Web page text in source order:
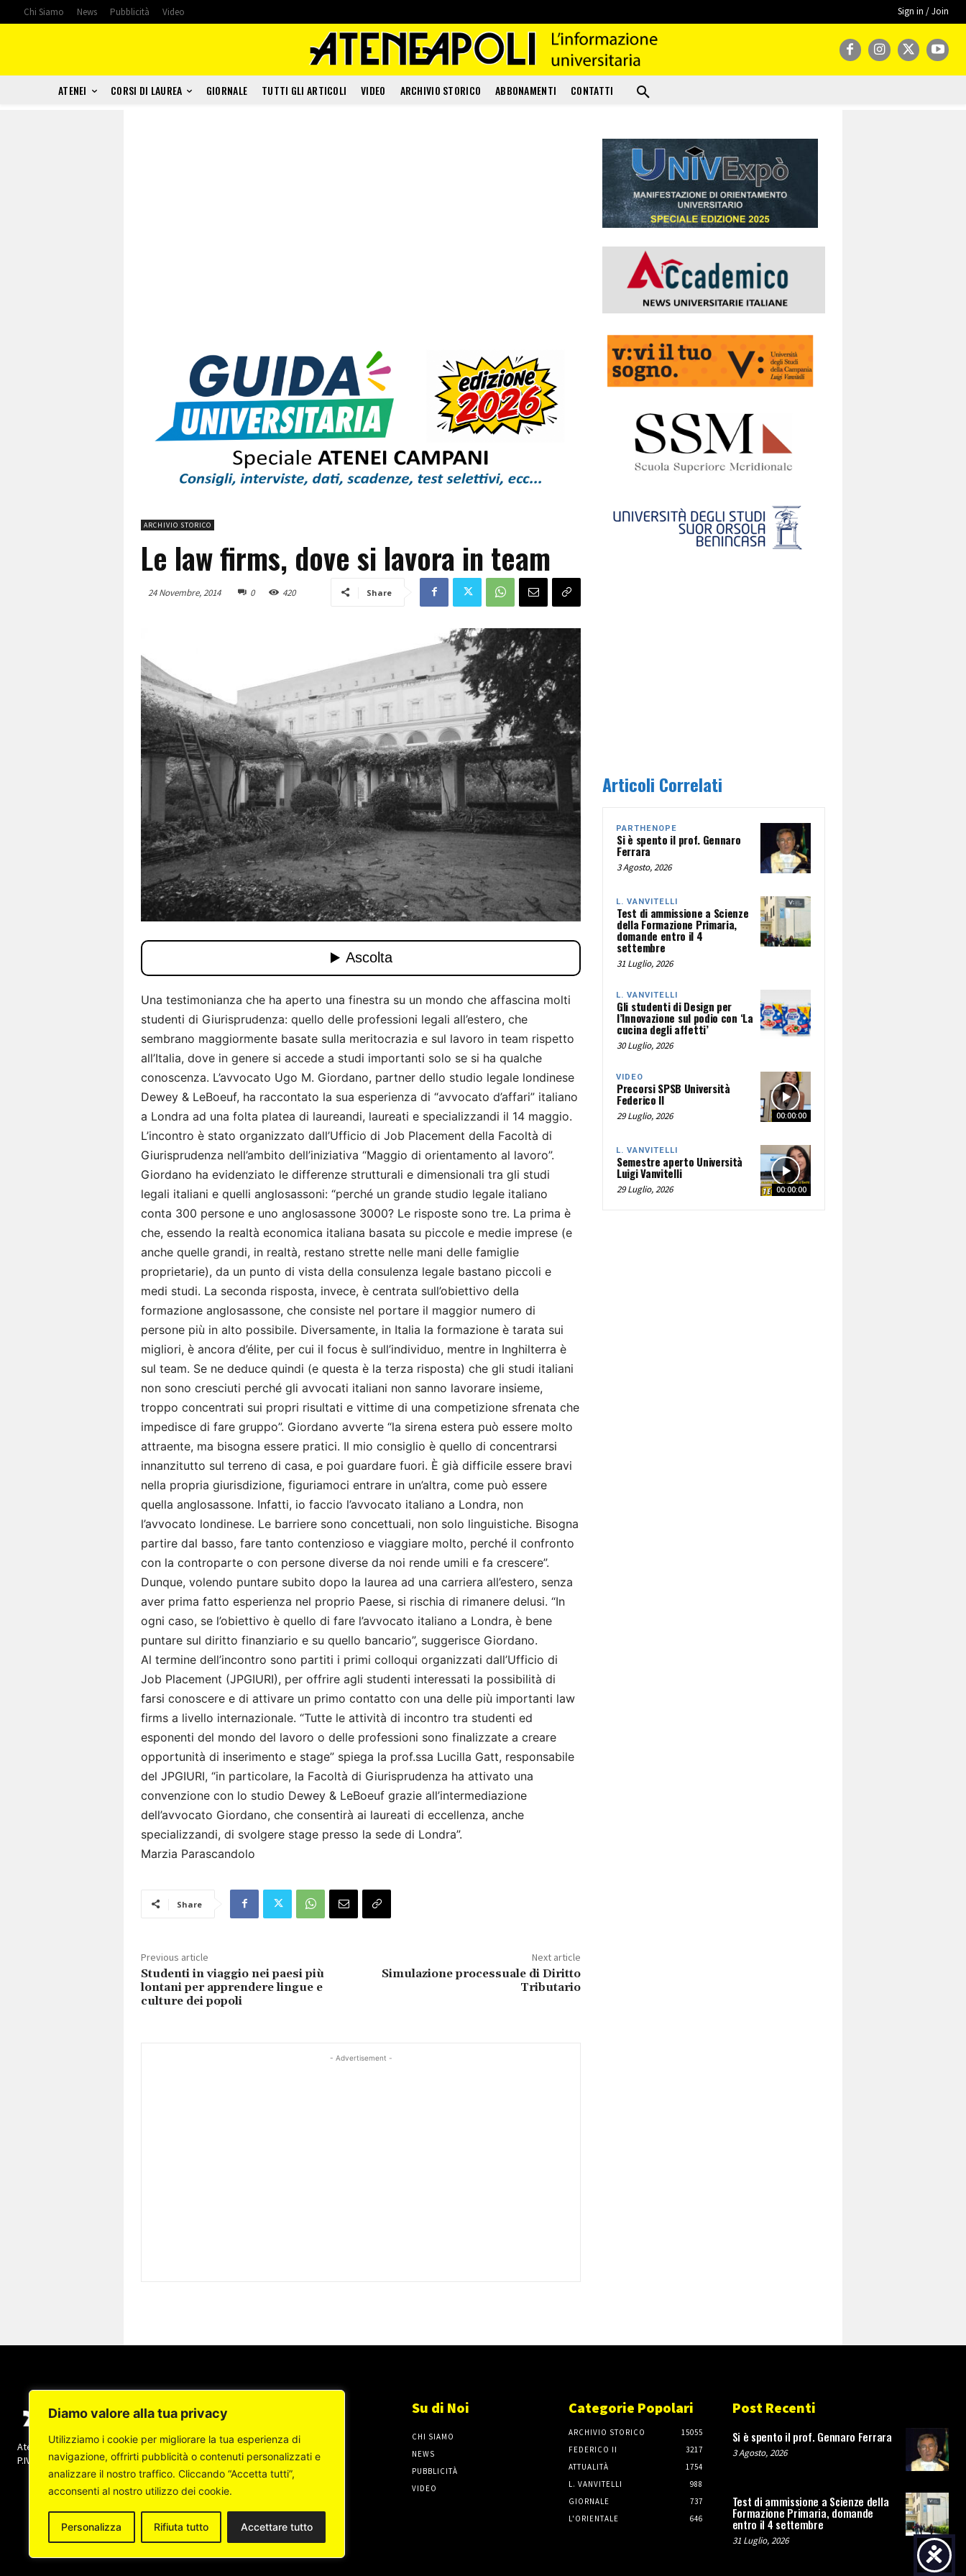
Diamo valore alla tua privacy
Utilizziamo i cookie per migliorare la tua esperienza di
navigazione, offrirti pubblicità o contenuti personalizzati e
analizzare il nostro traffico. Cliccando “Accetta tutti”,
acconsenti al nostro utilizzo dei cookie.
Personalizza Rifiuta tutto Accettare tutto
Chi Siamo News Pubblicità Video Sign in / Join
ATENEI CORSI DI LAUREA GIORNALE TUTTI GLI ARTICOLI VIDEO ARCHIVIO STORICO ABBONAMENTI CONTATTI
ARCHIVIO STORICO
Le law firms, dove si lavora in team
24 Novembre, 2014 0 420 Share
Una testimonianza che ha aperto una finestra su un mondo che affascina molti
studenti di Giurisprudenza: quello delle professioni legali all’estero, che
sembrano maggiormente basate sulla meritocrazia e sul lavoro in team rispetto
all’Italia, dove in genere si accede a studi importanti solo se si ha qualche
conoscenza. L’avvocato Ugo M. Giordano, partner dello studio legale londinese
Dewey & LeBoeuf, ha raccontato la sua esperienza di “avvocato d’affari” italiano
a Londra ad una folta platea di laureandi, laureati e specializzandi il 14 maggio.
L’incontro è stato organizzato dall’Ufficio di Job Placement della Facoltà di
Giurisprudenza nell’ambito dell’iniziativa “Maggio di orientamento al lavoro”.
Giordano ha evidenziato le differenze strutturali e dimensionali tra gli studi
legali italiani e quelli anglosassoni: “perché un grande studio legale italiano
conta 300 persone e uno anglosassone 3000? Le risposte sono tre. La prima è
che, essendo la realtà economica italiana basata su piccole e medie imprese (e
anche quelle grandi, in realtà, restano strette nelle mani delle famiglie
proprietarie), da un punto di vista della consulenza legale bastano piccoli e
medi studi. La seconda risposta, invece, è centrata sull’obiettivo della
formazione anglosassone, che consiste nel portare il maggior numero di
persone più in alto possibile. Diversamente, in Italia la formazione è tarata sui
migliori, è ancora d’élite, per cui il focus è sull’individuo, mentre in Inghilterra è
sul team. Se ne deduce quindi (e questa è la terza risposta) che gli studi italiani
non sono cresciuti perché gli avvocati italiani non sanno lavorare insieme,
troppo concentrati sui propri risultati e vittime di una competizione sfrenata che
impedisce di fare gruppo”. Giordano avverte “la sirena estera può essere molto
attraente, ma bisogna essere pratici. Il mio consiglio è quello di concentrarsi
innanzitutto sul terreno di casa, e poi guardare fuori. È già difficile essere bravi
nella propria giurisdizione, figuriamoci entrare in un’altra, come può essere
quella anglosassone. Infatti, io faccio l’avvocato italiano a Londra, non
l’avvocato londinese. Le barriere sono concettuali, non solo linguistiche. Bisogna
partire dal basso, fare tanto contenzioso e viaggiare molto, perché il confronto
con la controparte o con persone diverse da noi rende umili e fa crescere”.
Dunque, volendo puntare subito dopo la laurea ad una carriera all’estero, senza
aver prima fatto esperienza nel proprio Paese, si rischia di rimanere delusi. “In
ogni caso, se l’obiettivo è quello di fare l’avvocato italiano a Londra, è bene
puntare sul diritto finanziario e su quello bancario”, suggerisce Giordano.
Al termine dell’incontro sono partiti i primi colloqui organizzati dall’Ufficio di
Job Placement (JPGIURI), per offrire agli studenti interessati la possibilità di
farsi conoscere e di attivare un primo contatto con una delle più importanti law
firms a livello internazionale. “Tutte le attività di incontro tra studenti ed
esponenti del mondo del lavoro o delle professioni sono finalizzate a creare
opportunità di inserimento e stage” spiega la prof.ssa Lucilla Gatt, responsabile
del JPGIURI, “in particolare, la Facoltà di Giurisprudenza ha attivato una
convenzione con lo studio Dewey & LeBoeuf grazie all’intermediazione
dell’avvocato Giordano, che consentirà ai laureati di eccellenza, anche
specializzandi, di svolgere stage presso la sede di Londra”.
Marzia Parascandolo
Share
Previous article
Studenti in viaggio nei paesi più
lontani per apprendere lingue e
culture dei popoli
Next article
Simulazione processuale di Diritto
Tributario
- Advertisement -
Articoli Correlati
PARTHENOPE
Si è spento il prof. Gennaro
Ferrara
3 Agosto, 2026
L. VANVITELLI
Test di ammissione a Scienze
della Formazione Primaria,
domande entro il 4
settembre
31 Luglio, 2026
L. VANVITELLI
Gli studenti di Design per
l’Innovazione sul podio con ‘La
cucina degli affetti’
30 Luglio, 2026
00:00:00
VIDEO
Precorsi SPSB Università
Federico II
29 Luglio, 2026
00:00:00
L. VANVITELLI
Semestre aperto Università
Luigi Vanvitelli
29 Luglio, 2026
Ateneapoli s.r.l. (socio unico) - Copyright © 2022 -
P.IVA: 07237140632 Tutti i diritti sono riservati
Su di Noi
CHI SIAMO
NEWS
PUBBLICITÀ
VIDEO
Categorie Popolari
ARCHIVIO STORICO
15055
FEDERICO II
3217
ATTUALITÀ
1754
L. VANVITELLI
988
GIORNALE
737
L'ORIENTALE
646
Post Recenti
Si è spento il prof. Gennaro Ferrara
3 Agosto, 2026
Test di ammissione a Scienze della
Formazione Primaria, domande
entro il 4 settembre
31 Luglio, 2026